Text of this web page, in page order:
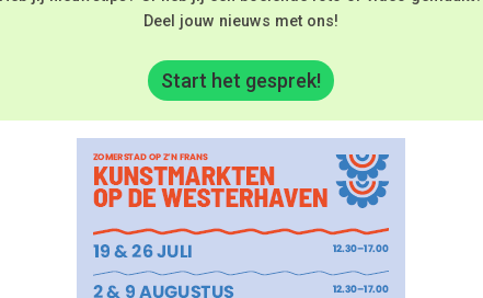
Deel jouw nieuws met ons!
Start het gesprek!